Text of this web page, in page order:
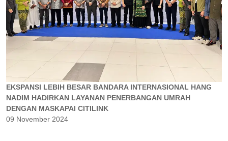
EKSPANSI LEBIH BESAR BANDARA INTERNASIONAL HANG
NADIM HADIRKAN LAYANAN PENERBANGAN UMRAH
DENGAN MASKAPAI CITILINK
09 November 2024